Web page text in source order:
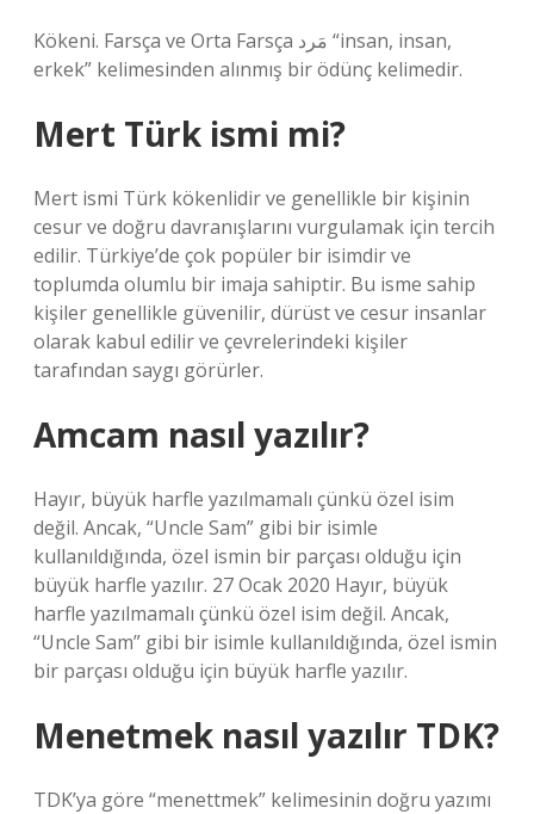
Kökeni. Farsça ve Orta Farsça مَرد‎ “insan, insan,
erkek” kelimesinden alınmış bir ödünç kelimedir.
Mert Türk ismi mi?
Mert ismi Türk kökenlidir ve genellikle bir kişinin
cesur ve doğru davranışlarını vurgulamak için tercih
edilir. Türkiye’de çok popüler bir isimdir ve
toplumda olumlu bir imaja sahiptir. Bu isme sahip
kişiler genellikle güvenilir, dürüst ve cesur insanlar
olarak kabul edilir ve çevrelerindeki kişiler
tarafından saygı görürler.
Amcam nasıl yazılır?
Hayır, büyük harfle yazılmamalı çünkü özel isim
değil. Ancak, “Uncle Sam” gibi bir isimle
kullanıldığında, özel ismin bir parçası olduğu için
büyük harfle yazılır. 27 Ocak 2020 Hayır, büyük
harfle yazılmamalı çünkü özel isim değil. Ancak,
“Uncle Sam” gibi bir isimle kullanıldığında, özel ismin
bir parçası olduğu için büyük harfle yazılır.
Menetmek nasıl yazılır TDK?
TDK’ya göre “menettmek” kelimesinin doğru yazımı